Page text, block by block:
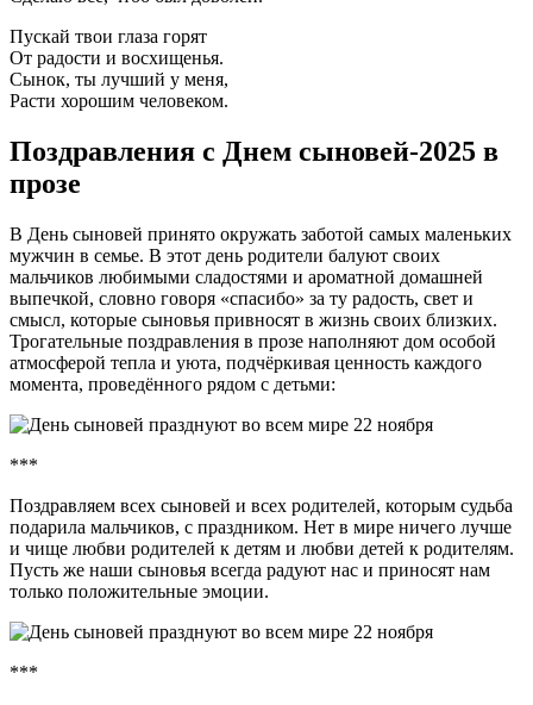
Пускай твои глаза горят
От радости и восхищенья.
Сынок, ты лучший у меня,
Расти хорошим человеком.
Поздравления с Днем сыновей-2025 в
прозе
В День сыновей принято окружать заботой самых маленьких
мужчин в семье. В этот день родители балуют своих
мальчиков любимыми сладостями и ароматной домашней
выпечкой, словно говоря «спасибо» за ту радость, свет и
смысл, которые сыновья привносят в жизнь своих близких.
Трогательные поздравления в прозе наполняют дом особой
атмосферой тепла и уюта, подчёркивая ценность каждого
момента, проведённого рядом с детьми:
***
Поздравляем всех сыновей и всех родителей, которым судьба
подарила мальчиков, с праздником. Нет в мире ничего лучше
и чище любви родителей к детям и любви детей к родителям.
Пусть же наши сыновья всегда радуют нас и приносят нам
только положительные эмоции.
***